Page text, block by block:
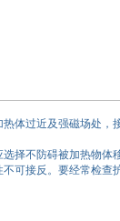
体过近及强磁场处，
不防碍被加热物体
接反。要经常检查